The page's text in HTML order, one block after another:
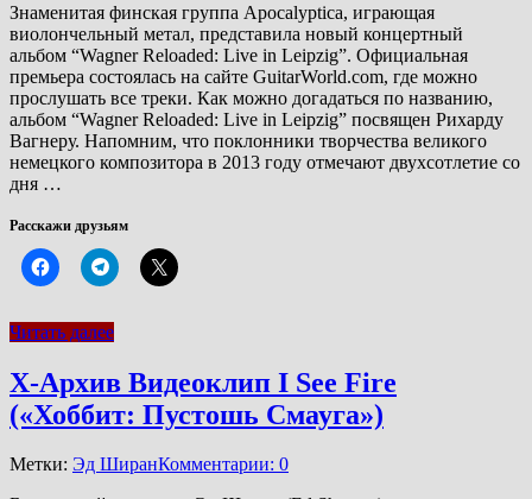
Знаменитая финская группа Apocalyptica, играющая
виолончельный метал, представила новый концертный
альбом “Wagner Reloaded: Live in Leipzig”. Официальная
премьера состоялась на сайте GuitarWorld.com, где можно
прослушать все треки. Как можно догадаться по названию,
альбом “Wagner Reloaded: Live in Leipzig” посвящен Рихарду
Вагнеру. Напомним, что поклонники творчества великого
немецкого композитора в 2013 году отмечают двухсотлетие со
дня …
Расскажи друзьям
Читать далее
Х-Архив Видеоклип I See Fire
(«Хоббит: Пустошь Смауга»)
Метки: Эд ШиранКомментарии: 0